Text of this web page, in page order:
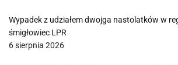
Wypadek z udziałem dwojga nastolatków w
śmigłowiec LPR
6 sierpnia 2026